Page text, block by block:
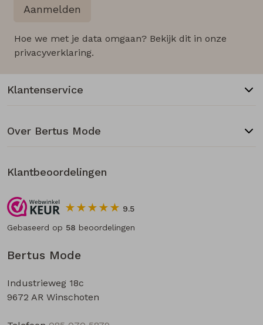
Aanmelden
Hoe we met je data omgaan? Bekijk dit in onze
privacyverklaring.
Bertus Mode
Industrieweg 18c
9672 AR Winschoten
Klantenservice
Over Bertus Mode
Klantbeoordelingen
9.5
Gebaseerd op 58 beoordelingen